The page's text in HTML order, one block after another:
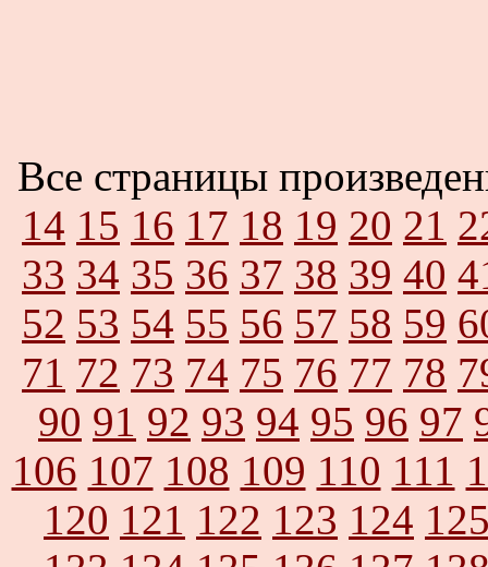
Все страницы
14 15 16 17 18 19 20 21
33 34 35 36 37 38 39 40
52 53 54 55 56 57 58 59
71 72 73 74 75 76 77 78
90 91 92 93 94 95 96 97
106 107 108 109 110 111
120 121 122 123 124